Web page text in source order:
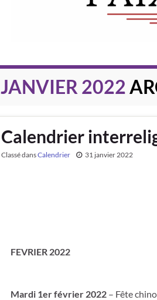
JANVIER 2022
Calendrier
Classé dansCalendrier 31 janvier 2022
FEVRIER 2022
Mardi 1er février 2022 – Fête